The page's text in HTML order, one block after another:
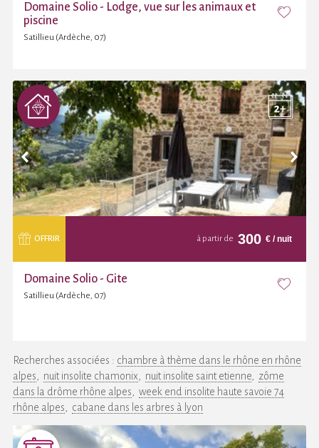
Domaine Solio - Lodge, vue sur les animaux et
piscine
Satillieu (Ardèche, 07)
OFFRIR à partir de 300 € / nuit
Domaine Solio - Gite
Satillieu (Ardèche, 07)
Recherches associées : chambre à thème dans le rhône en rhône
alpes
nuit insolite chamonix nuit insolite saint etienne
zôme
dans la drôme rhône alpes
week end insolite haute savoie 74
rhône alpes
cabane dans les arbres à lyon